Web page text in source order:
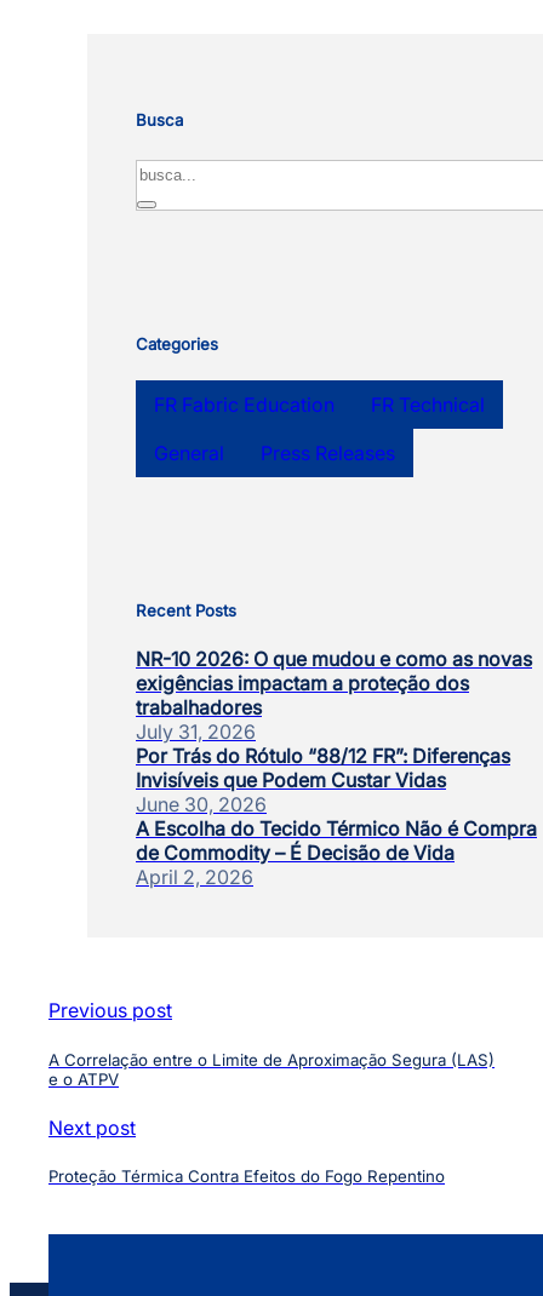
Busca
Search
Categories
FR Fabric Education
FR Technical
General
Press Releases
Recent Posts
NR-10 2026: O que mudou e como as novas
exigências impactam a proteção dos
trabalhadores
July 31, 2026
Por Trás do Rótulo “88/12 FR”: Diferenças
Invisíveis que Podem Custar Vidas
June 30, 2026
A Escolha do Tecido Térmico Não é Compra
de Commodity – É Decisão de Vida
April 2, 2026
Previous post
A Correlação entre o Limite de Aproximação Segura (LAS)
e o ATPV
Next post
Proteção Térmica Contra Efeitos do Fogo Repentino